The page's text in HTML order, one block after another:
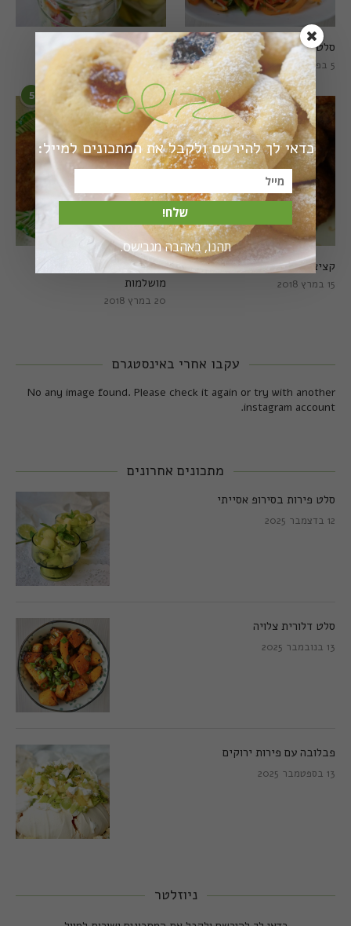
חמוצים מהירים
1 באוגוסט 2022
סלט פלפלים טרי וצבעוני
5 בפברואר 2021
5
קציצות כרישה טבעוניות
מושלמות
20 במרץ 2018
6
קציצות כרישה מושלמות
15 במרץ 2018
עקבו אחרי באינסטגרם
No any image found. Please check it again or try with another
instagram account.
מתכונים אחרונים
סלט פירות בסירופ אסייתי
12 בדצמבר 2025
סלט דלורית צלויה
13 בנובמבר 2025
פבלובה עם פירות ירוקים
13 בספטמבר 2025
ניוזלטר
כדאי לך להירשם ולקבל את המתכונים למייל:
שלח!
תהנו, באהבה מגבישס.